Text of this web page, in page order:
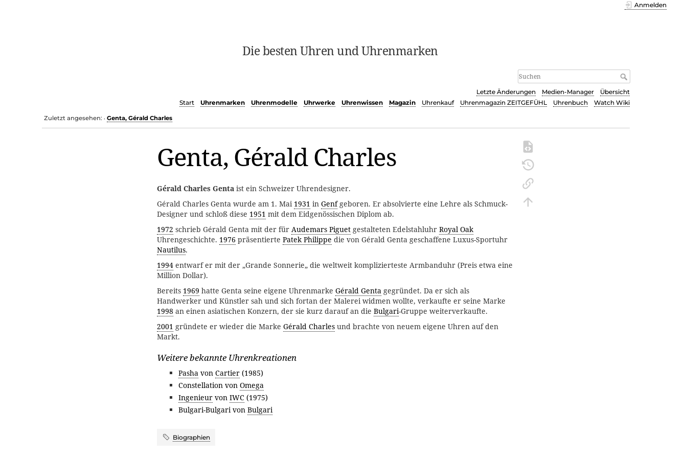
Die besten Uhren und Uhrenmarken
Anmelden
Letzte Änderungen Medien-Manager
Übersicht
Start
Uhrenmarken Uhrenmodelle Uhrwerke Uhrenwissen Magazin Uhrenkauf Uhrenmagazin ZEITGEFÜHL Uhrenbuch Watch Wiki
Zuletzt angesehen: • Genta, Gérald Charles
Genta, Gérald Charles
Gérald Charles Genta ist ein Schweizer Uhrendesigner.
Gérald Charles Genta wurde am 1. Mai 1931 in Genfgeboren. Er absolvierte eine Lehre als Schmuck-
Designer und schloß diese 1951 mit dem Eidgenössischen Diplom ab.
1972 schrieb Gérald Genta mit der für Audemars Piguet gestalteten Edelstahluhr Royal Oak
Uhrengeschichte. 1976 präsentierte Patek Philippe die von Gérald Genta geschaffene Luxus-Sportuhr
Nautilus.
1994 entwarf er mit der „Grande Sonnerie„ die weltweit komplizierteste Armbanduhr (Preis etwa eine
Million Dollar).
Bereits 1969 hatte Genta seine eigene Uhrenmarke Gérald Genta gegründet. Da er sich als
Handwerker und Künstler sah und sich fortan der Malerei widmen wollte, verkaufte er seine Marke
1998 an einen asiatischen Konzern, der sie kurz darauf an die Bulgari-Gruppe weiterverkaufte.
2001 gründete er wieder die Marke Gérald Charles und brachte von neuem eigene Uhren auf den
Markt.
Weitere bekannte Uhrenkreationen
Pasha von Cartier (1985)
Constellation von Omega
Ingenieur von IWC (1975)
Bulgari-Bulgari von Bulgari
Biographien